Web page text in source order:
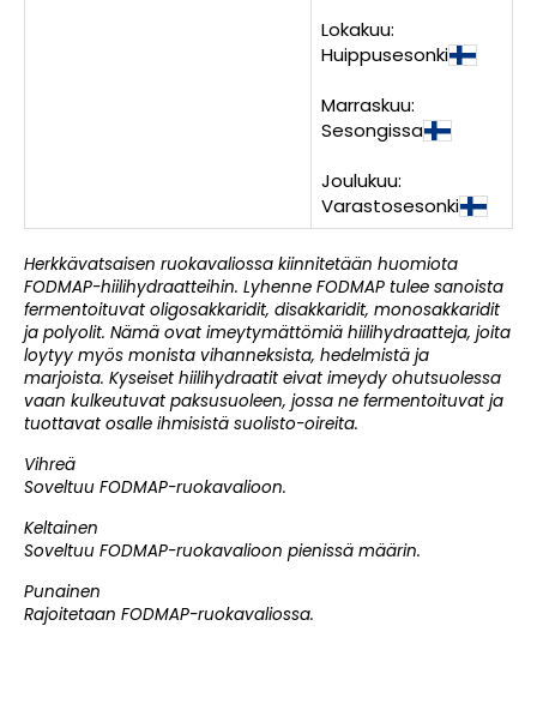
Lokakuu:
Huippusesonki
Marraskuu:
Sesongissa
Joulukuu:
Varastosesonki
Herkkävatsaisen ruokavaliossa kiinnitetään huomiota
FODMAP-hiilihydraatteihin. Lyhenne FODMAP tulee sanoista
fermentoituvat oligosakkaridit, disakkaridit, monosakkaridit
ja polyolit. Nämä ovat imeytymättömiä hiilihydraatteja, joita
loytyy myös monista vihanneksista, hedelmistä ja
marjoista. Kyseiset hiilihydraatit eivat imeydy ohutsuolessa
vaan kulkeutuvat paksusuoleen, jossa ne fermentoituvat ja
tuottavat osalle ihmisistä suolisto-oireita.
Vihreä
Soveltuu FODMAP-ruokavalioon.
Keltainen
Soveltuu FODMAP-ruokavalioon pienissä määrin.
Punainen
Rajoitetaan FODMAP-ruokavaliossa.